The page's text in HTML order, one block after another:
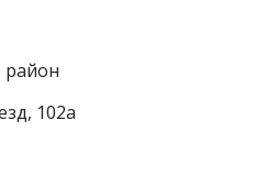
102а